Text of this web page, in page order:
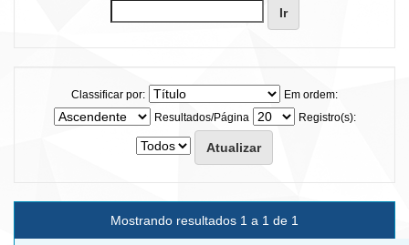
Classificar por:
Em ordem:
Resultados/Página
Registro(s):
Mostrando resultados 1 a 1 de 1